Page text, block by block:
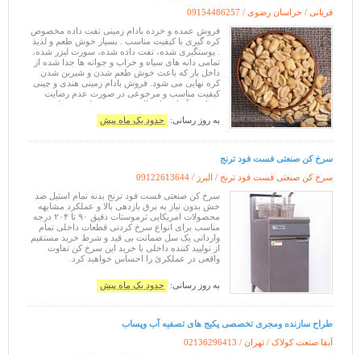
قربانی / خراسان رضوی / 09154486257
فروش عمده و خرده بادام زمینی تفت داده مخصوص
کره گیری با کیفیت مناسب . بسیار خوش طعم و لذیذ
. پوستگیری شده، تفت داده شده، سورت لیزر شده،
تمامی دانه های سیاه و خراب و جوانه ها جدا شده از
داخل بار که باعث خوش طعم شدن و شیرین شدن
کره نهایی می شود. فروش بادام زمینی هندی و چینی
کیفیت مناسب و مرجوعی در صورت عدم رضایت
سفارش آسان ، ارسال سریع و به تمام شهرهای
کشور با هزینه حمل مناسب
به روز رسانی: حدود یک ماه پیش
سرخ کن صنعتی فست فود ترنج
سرخ کن صنعتی فست فود ترنج / البرز / 09122613644
سرخ کن صنعتی فست فود ترنج بدنه تمام استیل ضد
خش بدون نیاز به برق بازدهی بالا و عملکرد مشابهه
محصولات امریکایی ترموستات دقیق ۹۰ تا ۲۰۴ درجه
مناسب برای انواع سرخ کردنی قطعات داخلی تمام
وارداتی یک سل ضمانت بی قید و شرط خرید مستقیم
از تولیید کننده داخلی با خرید این سرخ کن تفاوت
واقعی در عملکرئ را احساس خواهید کرد.
به روز رسانی: حدود یک ماه پیش
طراح سازنده ومجری تخصصی پکیج های تصفیه آب وپساب
آبفا صنعت کولاک / تهران / 02136296413